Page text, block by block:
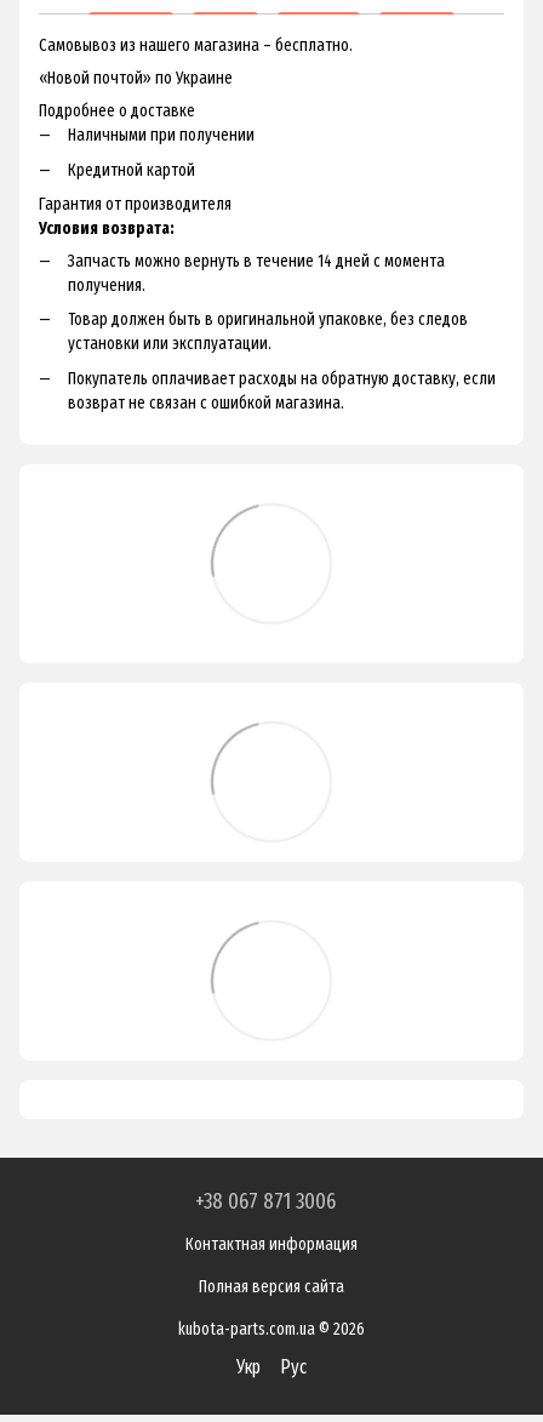
Самовывоз из нашего магазина – бесплатно.
«Новой почтой» по Украине
Подробнее о доставке
Наличными при получении
Кредитной картой
Гарантия от производителя
Условия возврата:
Запчасть можно вернуть в течение 14 дней с момента
получения.
Товар должен быть в оригинальной упаковке, без следов
установки или эксплуатации.
Покупатель оплачивает расходы на обратную доставку, если
возврат не связан с ошибкой магазина.
+38 067 871 3006
Контактная информация
Полная версия сайта
kubota-parts.com.ua © 2026
Укр Рус